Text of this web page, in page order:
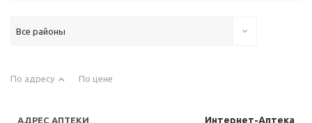
Все районы
По адресу По цене
Интернет-Аптека